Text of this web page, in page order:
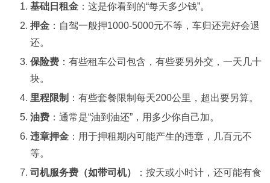
基础日租金 ：这是你看到的“每天多少钱”。
押金 ：自驾一般押1000-5000元不等，车归还完好会退
还。
保险费 ：有些租车公司包含，有些要另外交，一天几十
块。
里程限制 ：有些套餐限制每天200公里，超出要另算。
油费 ：通常是“油到油还”，用多少你自己加。
违章押金 ：用于押租期内可能产生的违章，几百元不
等。
司机服务费（如带司机）
：按天或小时计，还可能有食